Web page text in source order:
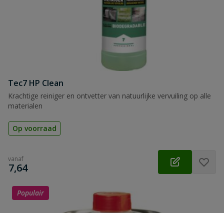
Tec7 HP Clean
Krachtige reiniger en ontvetter van natuurlijke vervuiling op alle
materialen
Op voorraad
vanaf
€
7,64
Populair